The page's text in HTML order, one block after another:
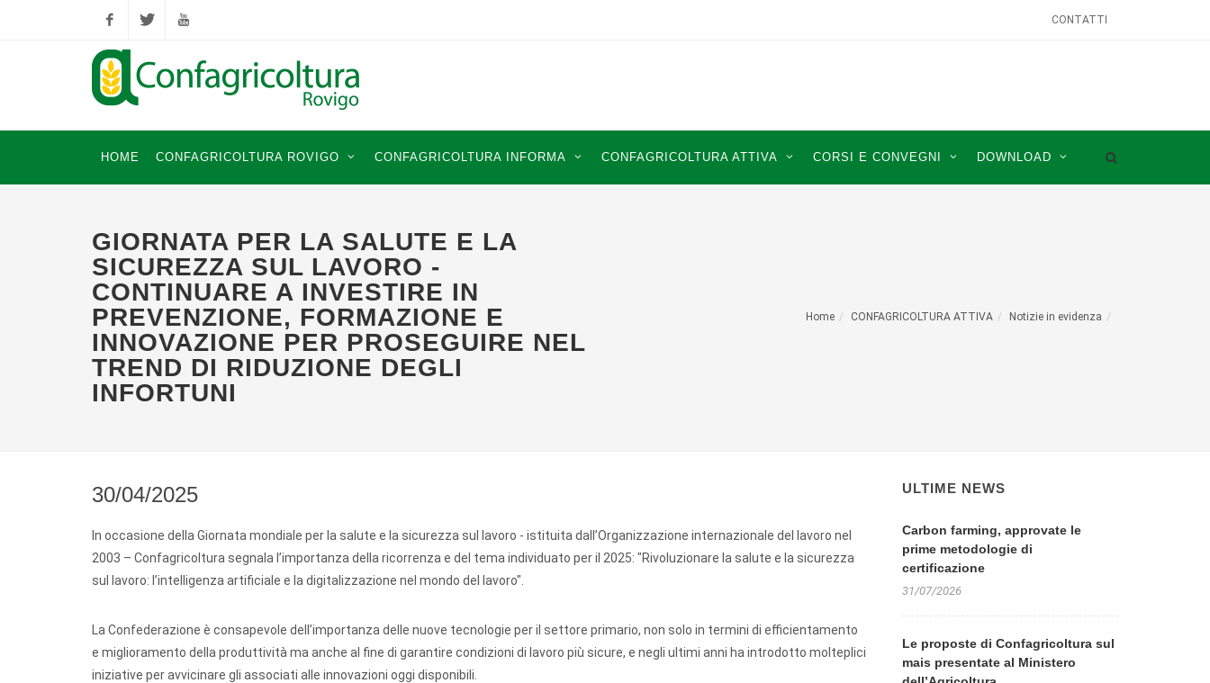
FacebookTwitter YouTube
CONTATTI
HOME CONFAGRICOLTURA ROVIGO CONFAGRICOLTURA INFORMA CONFAGRICOLTURA ATTIVA CORSI E CONVEGNI DOWNLOAD
GIORNATA PER LA SALUTE E LA
SICUREZZA SUL LAVORO -
CONTINUARE A INVESTIRE IN
PREVENZIONE, FORMAZIONE E
INNOVAZIONE PER PROSEGUIRE NEL
TREND DI RIDUZIONE DEGLI
INFORTUNI
Home CONFAGRICOLTURA ATTIVA Notizie in evidenza
30/04/2025
In occasione della Giornata mondiale per la salute e la sicurezza sul lavoro - istituita dall’Organizzazione internazionale del lavoro nel
2003 – Confagricoltura segnala l’importanza della ricorrenza e del tema individuato per il 2025: "Rivoluzionare la salute e la sicurezza
sul lavoro: l’intelligenza artificiale e la digitalizzazione nel mondo del lavoro".
La Confederazione è consapevole dell’importanza delle nuove tecnologie per il settore primario, non solo in termini di efficientamento
e miglioramento della produttività ma anche al fine di garantire condizioni di lavoro più sicure, e negli ultimi anni ha introdotto molteplici
iniziative per avvicinare gli associati alle innovazioni oggi disponibili.
ULTIME NEWS
Carbon farming, approvate le
prime metodologie di
certificazione
31/07/2026
Le proposte di Confagricoltura sul
mais presentate al Ministero